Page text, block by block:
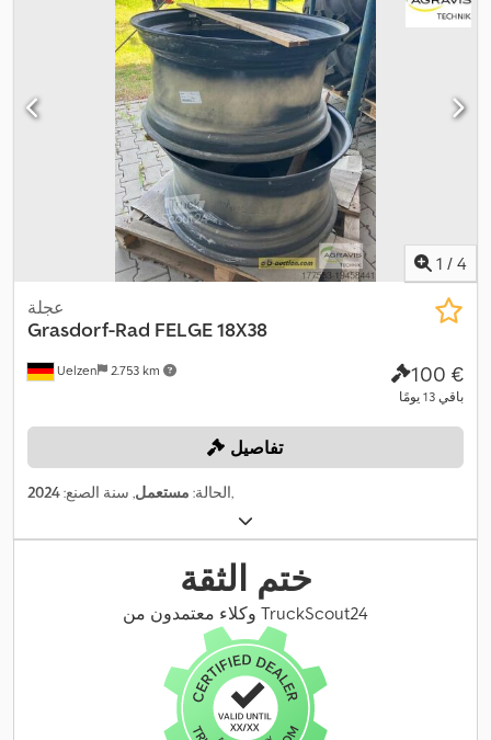
1 / 4
Uelzen 2.753 km
عجلة
Grasdorf-Rad FELGE 18X38
‏100 €
باقي 13 يومًا
تفاصيل
الحالة: مستعمل, سنة الصنع:2024 ,
ختم الثقة
وكلاء معتمدون من TruckScout24